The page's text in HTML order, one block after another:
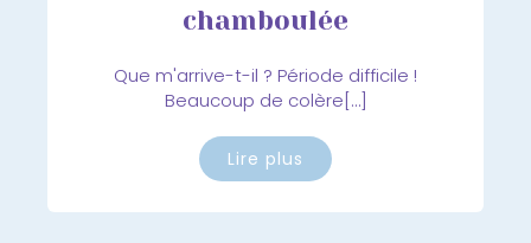
chamboulée
Que m'arrive-t-il ? Période difficile !
Beaucoup de colère[…]
Lire plus